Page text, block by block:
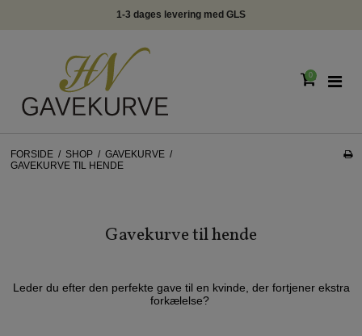
1-3 dages levering med GLS
0
FORSIDE / SHOP / GAVEKURVE /
GAVEKURVE TIL HENDE
Gavekurve til hende
Leder du efter den perfekte gave til en kvinde, der fortjener ekstra
forkælelse?